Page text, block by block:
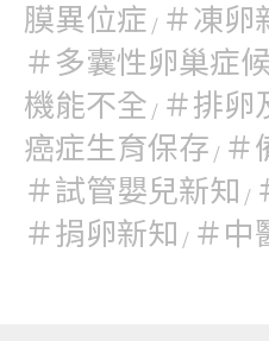
膜異位症 / ＃凍卵
＃多囊性卵巢症
機能不全 / ＃排卵
癌症生育保存 / ＃
＃試管嬰兒新知 /
＃捐卵新知 / ＃中